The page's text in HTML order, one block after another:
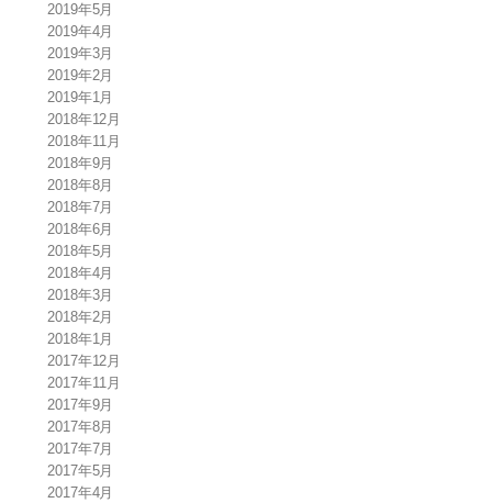
2019年5月
2019年4月
2019年3月
2019年2月
2019年1月
2018年12月
2018年11月
2018年9月
2018年8月
2018年7月
2018年6月
2018年5月
2018年4月
2018年3月
2018年2月
2018年1月
2017年12月
2017年11月
2017年9月
2017年8月
2017年7月
2017年5月
2017年4月